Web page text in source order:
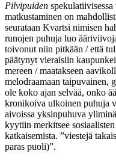
Pilvipuiden
matkustaminen on
seurataan Kvartsi nimisen
runojen puhuja luo
toivonut niin pitkään / että
päätynyt vieraisiin
mereen / maatakseen
melodraamaan taipuvainen,
ole koko ajan selvää, onko
kronikoiva ulkoinen puhuja
aivoissa yksinpuhuva
kyytiin merkitsee
katkaisemista. ”viestejä
paras puoli)”.